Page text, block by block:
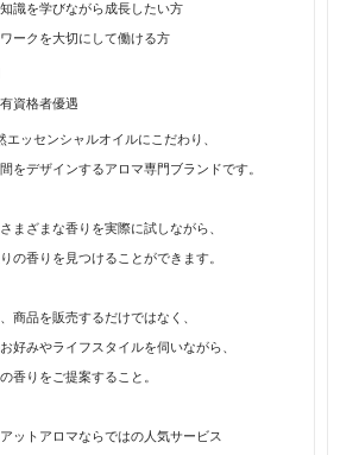
知識を学びながら成長したい方
ワークを大切にして働ける方
資格者優遇
エッセンシャルオイルにこだわり、
をデザインするアロマ専門ブランドです。
まざまな香りを実際に試しながら、
の香りを見つけることができます。
商品を販売するだけではなく、
好みやライフスタイルを伺いながら、
香りをご提案すること。
ットアロマならではの人気サービス